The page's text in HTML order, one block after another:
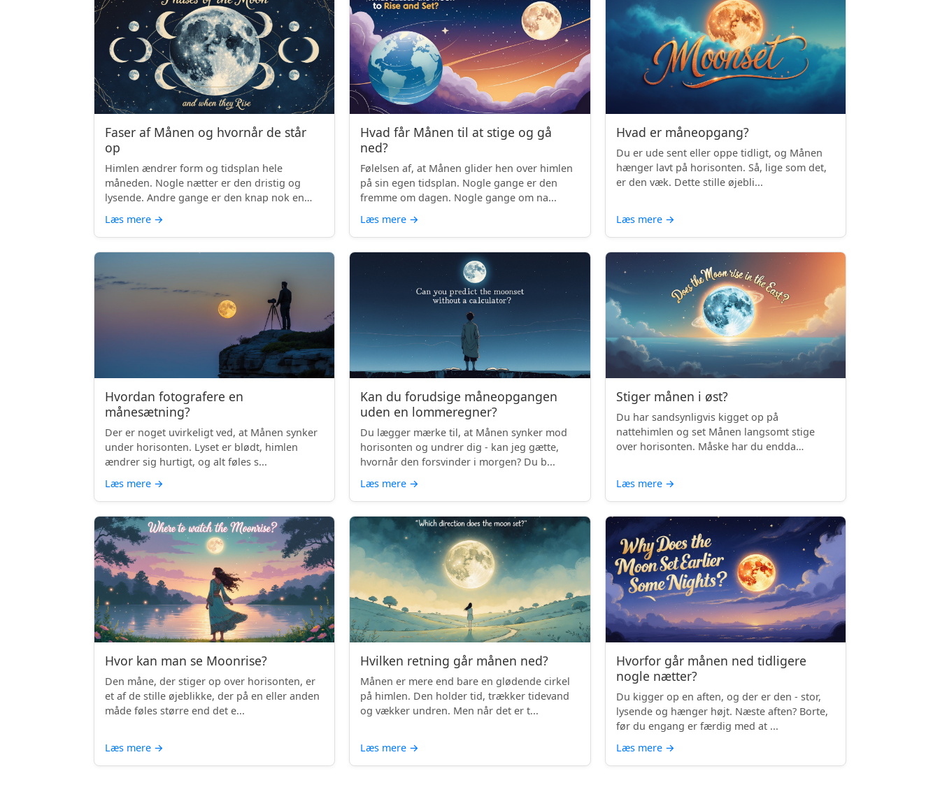
Faser af Månen og hvornår de står
op
Himlen ændrer form og tidsplan hele
måneden. Nogle nætter er den dristig og
lysende. Andre gange er den knap nok en
Læs mere →
Hvad får Månen til at stige og gå
ned?
Følelsen af, at Månen glider hen over himlen
på sin egen tidsplan. Nogle gange er den
fremme om dagen. Nogle gange om na...
Læs mere →
Hvad er måneopgang?
Du er ude sent eller oppe tidligt, og Månen
hænger lavt på horisonten. Så, lige som det,
er den væk. Dette stille øjebli...
Læs mere →
Hvordan fotografere en
månesætning?
Der er noget uvirkeligt ved, at Månen synker
under horisonten. Lyset er blødt, himlen
ændrer sig hurtigt, og alt føles s...
Læs mere →
Kan du forudsige måneopgangen
uden en lommeregner?
Du lægger mærke til, at Månen synker mod
horisonten og undrer dig - kan jeg gætte,
hvornår den forsvinder i morgen? Du b...
Læs mere →
Stiger månen i øst?
Du har sandsynligvis kigget op på
nattehimlen og set Månen langsomt stige
over horisonten. Måske har du endda
Læs mere →
Hvor kan man se Moonrise?
Den måne, der stiger op over horisonten, er
et af de stille øjeblikke, der på en eller anden
måde føles større end det e...
Læs mere →
Hvilken retning går månen ned?
Månen er mere end bare en glødende cirkel
på himlen. Den holder tid, trækker tidevand
og vækker undren. Men når det er t...
Læs mere →
Hvorfor går månen ned tidligere
nogle nætter?
Du kigger op en aften, og der er den - stor,
lysende og hænger højt. Næste aften? Borte,
før du engang er færdig med at ...
Læs mere →